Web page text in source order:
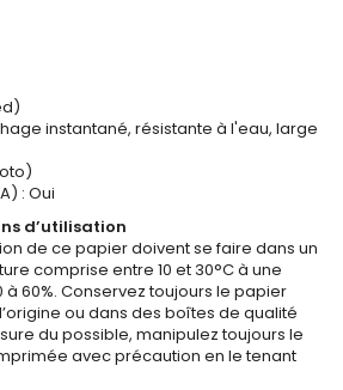
instantané, résistante à l'eau, large
: Oui
d’utilisation
de ce papier doivent se faire dans un
comprise entre 10 et 30°C à une
60%. Conservez toujours le papier
ou dans des boîtes de qualité
du possible, manipulez toujours le
avec précaution en le tenant